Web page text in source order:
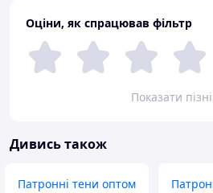
Оціни, як спрацював фільтр
Показати
Дивись також
Патронні тени оптом